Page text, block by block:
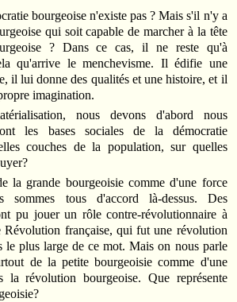
bourgeoise n'existe pas ? Mais s'il n'y a
qui soit capable de marcher à la tête
? Dans ce cas, il ne reste qu'à
qu'arrive le menchevisme. Il édifie une
il lui donne des qualités et une histoire, et il
imagination.
nous devons d'abord nous
les bases sociales de la démocratie
couches de la population, sur quelles
la grande bourgeoisie comme d'une force
sommes tous d'accord là‑dessus. Des
pu jouer un rôle contre‑révolutionnaire à
Révolution française, qui fut une révolution
le plus large de ce mot. Mais on nous parle
de la petite bourgeoisie comme d'une
la révolution bourgeoise. Que représente